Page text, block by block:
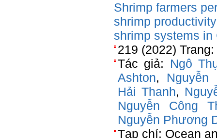
Shrimp farmers
shrimp
shrimp systems
219 (2022)
Tác giả: Ngô
Ashton, Nguyễn
Hải Thanh,
Nguyễn Công
Nguyễn Phương
Tạp chí: Ocean